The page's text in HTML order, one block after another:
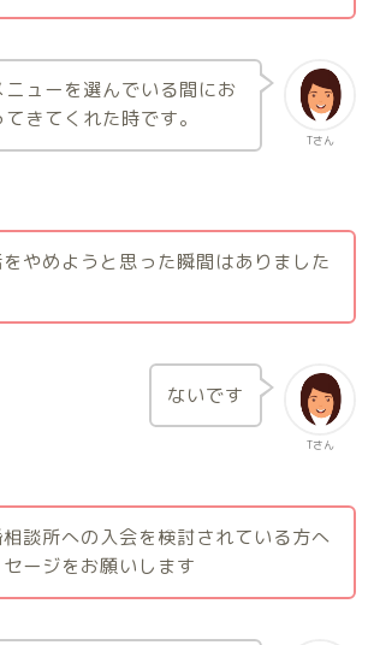
Tさん
ューを選んでいる間にお
きてくれた時です。
やめようと思った瞬間はありました
Tさん
ないです
談所への入会を検討されている方へ
セージをお願いします